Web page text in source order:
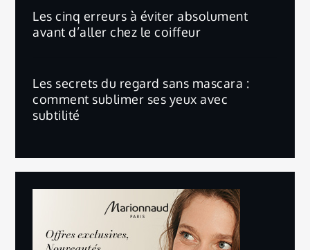
Les cinq erreurs à éviter absolument
avant d’aller chez le coiffeur
Les secrets du regard sans mascara :
comment sublimer ses yeux avec
subtilité